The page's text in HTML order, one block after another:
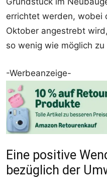
errichtet werden, wobei
Oktober angestrebt
so wenig wie möglich
-Werbeanzeige-
Eine positive
bezüglich der